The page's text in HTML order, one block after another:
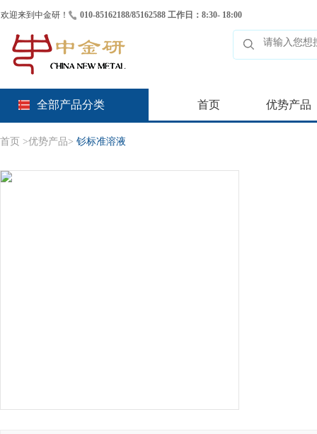
欢迎来到中金研！ 010-85162188/85162588 工作日：8:30- 18:00
全部产品分类 首页 优势产品
首页 >优势产品> 钐标准溶液